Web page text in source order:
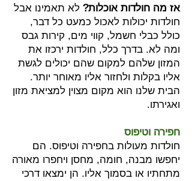
אז מה חולדות אוכלות? לא תאמינו אבל
חולדות יכולות לאכול כמעט כל דבר,
כולל כבלי חשמל, קווי מים, קירות גבס
ומה לא. בדרך כלל, חולדות ירכזו את
המזון שלהם למקום שהם יכולים לגשת
אליו בקלות ולחזור אליו מאוחר יותר.
הבית שלנו הוא מקום מצוין למציאת מזון
ואגירתו.
חפירה וטיפוס
חולדות מעולות בחפירה וטיפוס. הם
יחפשו מבנה, חומה, מחסן ויחפרו מאורה
מתחתיו או בסמוך אליו. הן ימצאו דרכי